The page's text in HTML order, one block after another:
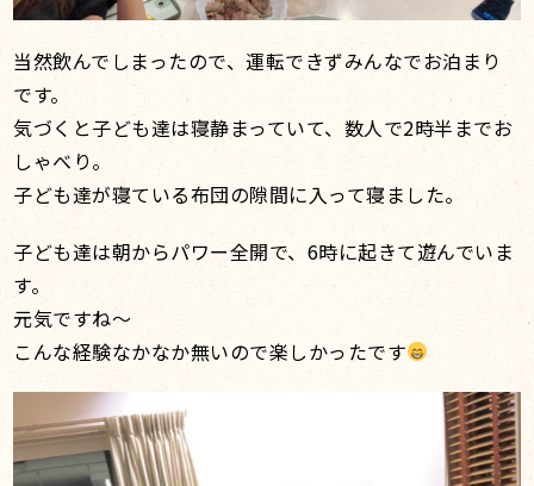
当然飲んでしまったので、運転できずみんなでお泊まり
です。
気づくと子ども達は寝静まっていて、数人で2時半までお
しゃべり。
子ども達が寝ている布団の隙間に入って寝ました。
子ども達は朝からパワー全開で、6時に起きて遊んでいま
す。
元気ですね〜
こんな経験なかなか無いので楽しかったです